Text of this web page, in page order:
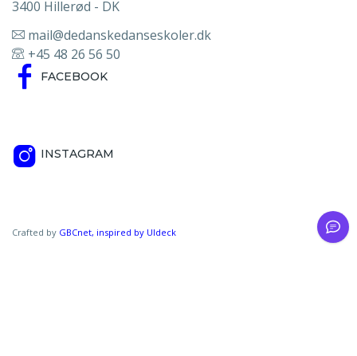
3400 Hillerød - DK
mail@dedanskedanseskoler.dk
+45 48 26 56 50
FACEBOOK
INSTAGRAM
Crafted by GBCnet, inspired by UIdeck